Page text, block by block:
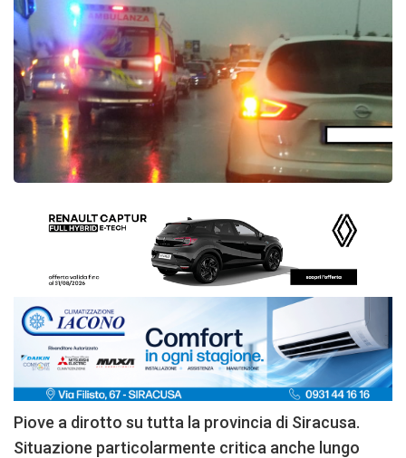
Piove a dirotto su tutta la provincia di Siracusa.
Situazione particolarmente critica anche lungo